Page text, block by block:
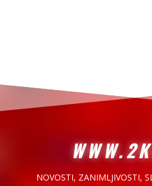
NOVOSTI, ZANIMLJIVOSTI,